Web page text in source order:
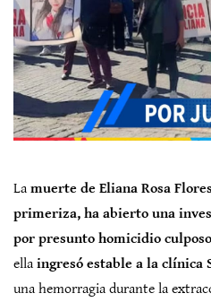
La muerte de Eliana Rosa
primeriza, ha abierto una
por presunto homicidio
ella ingresó estable a la clínica
una hemorragia durante la